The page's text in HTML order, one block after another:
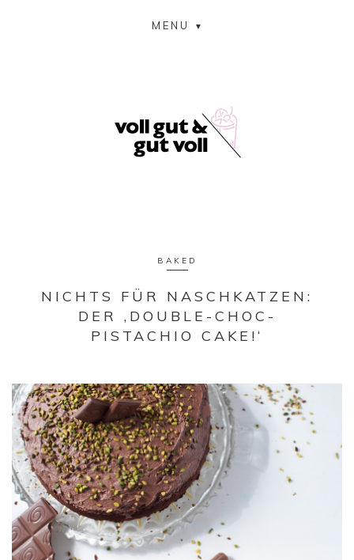
MENU
BAKED
NICHTS FÜR NASCHKATZEN:
DER ‚DOUBLE-CHOC-
PISTACHIO CAKE!‘